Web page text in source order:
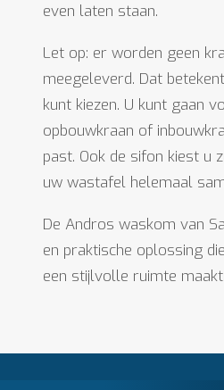
even laten staan.
Let op: er worden geen
meegeleverd. Dat
kunt kiezen. U kunt gaan
opbouwkraan of
past. Ook de sifon kiest u
uw wastafel helemaal
De Andros waskom van
en praktische oplossing
een stijlvolle ruimte maakt.